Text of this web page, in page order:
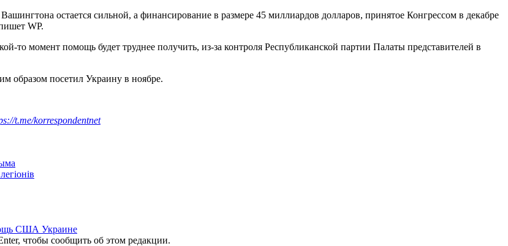
остается сильной, а финансирование в размере 45 миллиардов долларов, принятое Конгрессом в декабре
WP.
то момент помощь будет труднее получить, из-за контроля Республиканской партии Палаты представителей в
образом посетил Украину в ноябре.
t.me/korrespondentnet
США Украине
чтобы сообщить об этом редакции.